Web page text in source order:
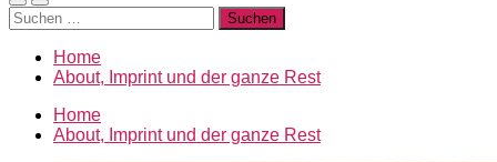
Mobile-
Menü
Suchfeld
ein-/ausblenden
Suchen
nach:
Home
About, Imprint und der ganze Rest
Home
About, Imprint und der ganze Rest